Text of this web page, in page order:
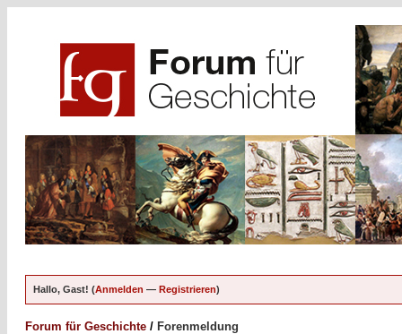
Hallo, Gast! (Anmelden — Registrieren)
Forum für Geschichte / Forenmeldung